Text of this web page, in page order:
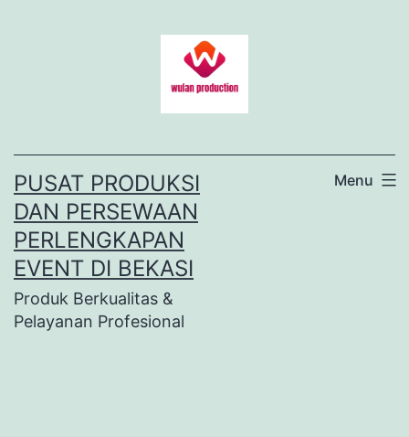
PUSAT PRODUKSI
DAN PERSEWAAN
PERLENGKAPAN
EVENT DI BEKASI
Produk Berkualitas &
Pelayanan Profesional
Menu